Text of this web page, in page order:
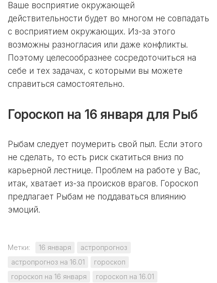
Ваше восприятие окружающей
действительности будет во многом не совпадать
с восприятием окружающих. Из-за этого
возможны разногласия или даже конфликты.
Поэтому целесообразнее сосредоточиться на
себе и тех задачах, с которыми вы можете
справиться самостоятельно.
Гороскоп на 16 января для Рыб
Рыбам следует поумерить свой пыл. Если этого
не сделать, то есть риск скатиться вниз по
карьерной лестнице. Проблем на работе у Вас,
итак, хватает из-за происков врагов. Гороскоп
предлагает Рыбам не поддаваться влиянию
эмоций.
Метки: 16 января
астропрогноз
астропрогноз на 16.01
гороскоп
гороскоп на 16 января
гороскоп на 16.01